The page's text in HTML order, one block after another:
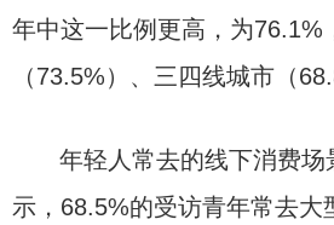
年中这一比例更高，为76.1%
（73.5%）、三四线城市（
年轻人常去的线下消费场
示，68.5%的受访青年常去大